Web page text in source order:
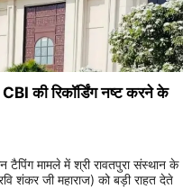
की रिकॉर्डिंग नष्ट करने के
टैपिंग मामले में श्री रावतपुरा संस्थान के
शंकर जी महाराज) को बड़ी राहत देते